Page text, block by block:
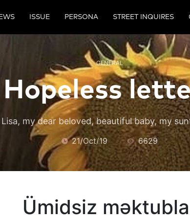
ISSUE PERSONA STREET INQUIRES
GENERAL
Hopeless
Lisa, my dear beloved, beautiful baby, my
21/Oct/19 6629
Ümidsiz